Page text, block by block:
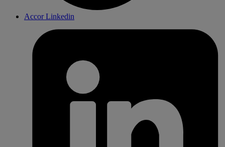
Accor Linkedin